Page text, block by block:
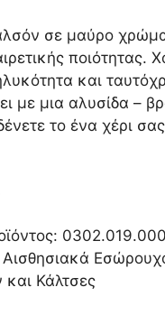
σε μαύρο
ποιότητας.
και
με μια αλυσίδα –
το ένα χέρι
Αισθησιακά
και Κάλτσες